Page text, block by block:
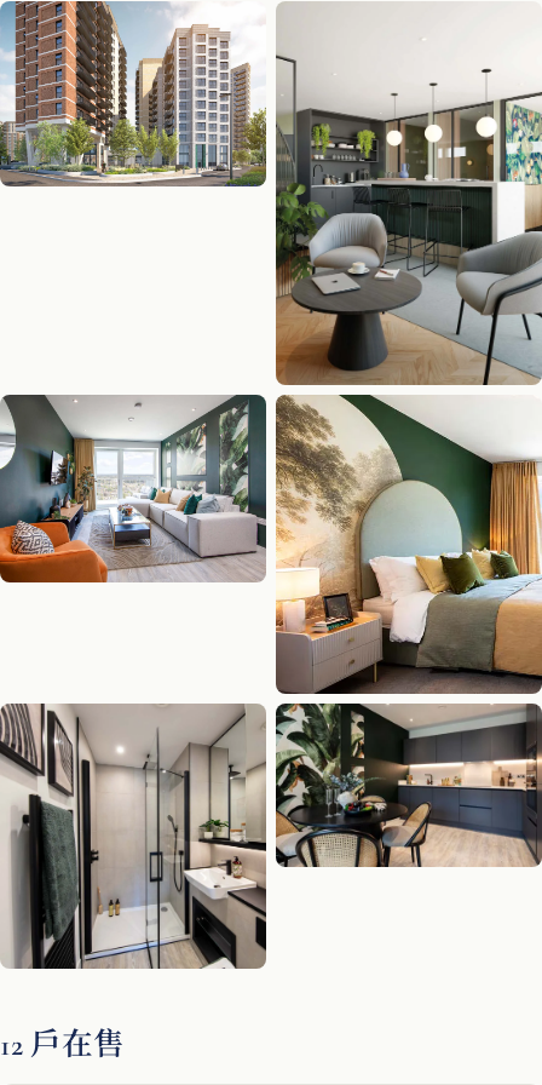
12 戶在售